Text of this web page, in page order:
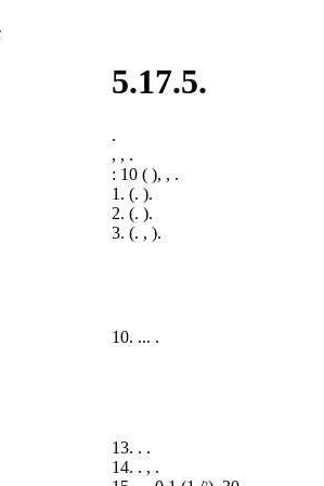
5.17.5.
.
, , .
: 10 ( ), , .
1. (. ).
2. (. ).
3. (. , ).
10. ... .
13. . .
14. . , .